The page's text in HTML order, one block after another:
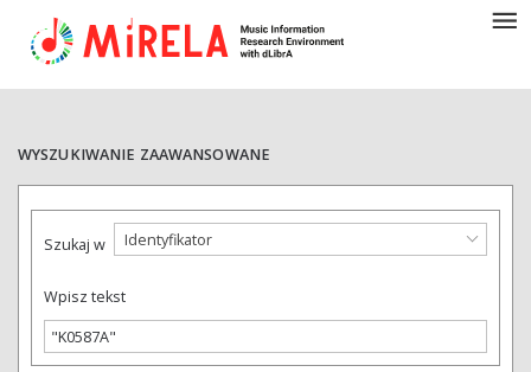
WYSZUKIWANIE ZAAWANSOWANE
Szukaj w Identyfikator
Wpisz tekst